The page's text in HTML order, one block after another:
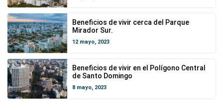
Beneficios de vivir cerca del Parque
Mirador Sur.
12 mayo, 2023
Beneficios de vivir en el Polígono Central
de Santo Domingo
8 mayo, 2023